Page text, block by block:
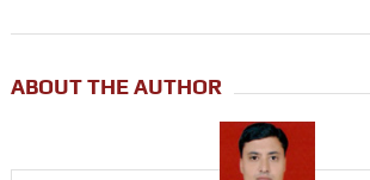
ABOUT THE AUTHOR